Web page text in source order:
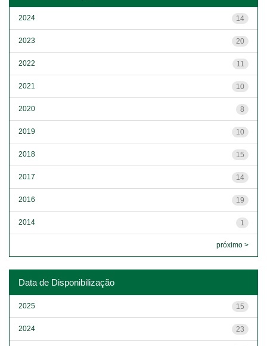
14
2024
20
2023
11
2022
10
2021
8
2020
10
2019
15
2018
14
2017
19
2016
1
2014
próximo >
Data de Disponibilização
15
2025
23
2024